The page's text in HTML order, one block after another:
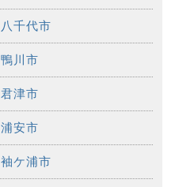
八千代市
鴨川市
君津市
浦安市
袖ケ浦市